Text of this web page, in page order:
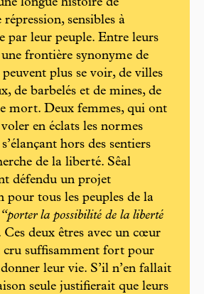
longue histoire de
répression, sensibles à
par leur peuple. Entre leurs
une frontière synonyme de
plus se voir, de villes
de barbelés et de mines, de
mort. Deux femmes, qui ont
en éclats les normes
hors des sentiers
de la liberté. Sêal
défendu un projet
pour tous les peuples de la
“porter la possibilité de la liberté
Ces deux êtres avec un cœur
cru suffisamment fort pour
leur vie. S’il n’en fallait
seule justifierait que leurs